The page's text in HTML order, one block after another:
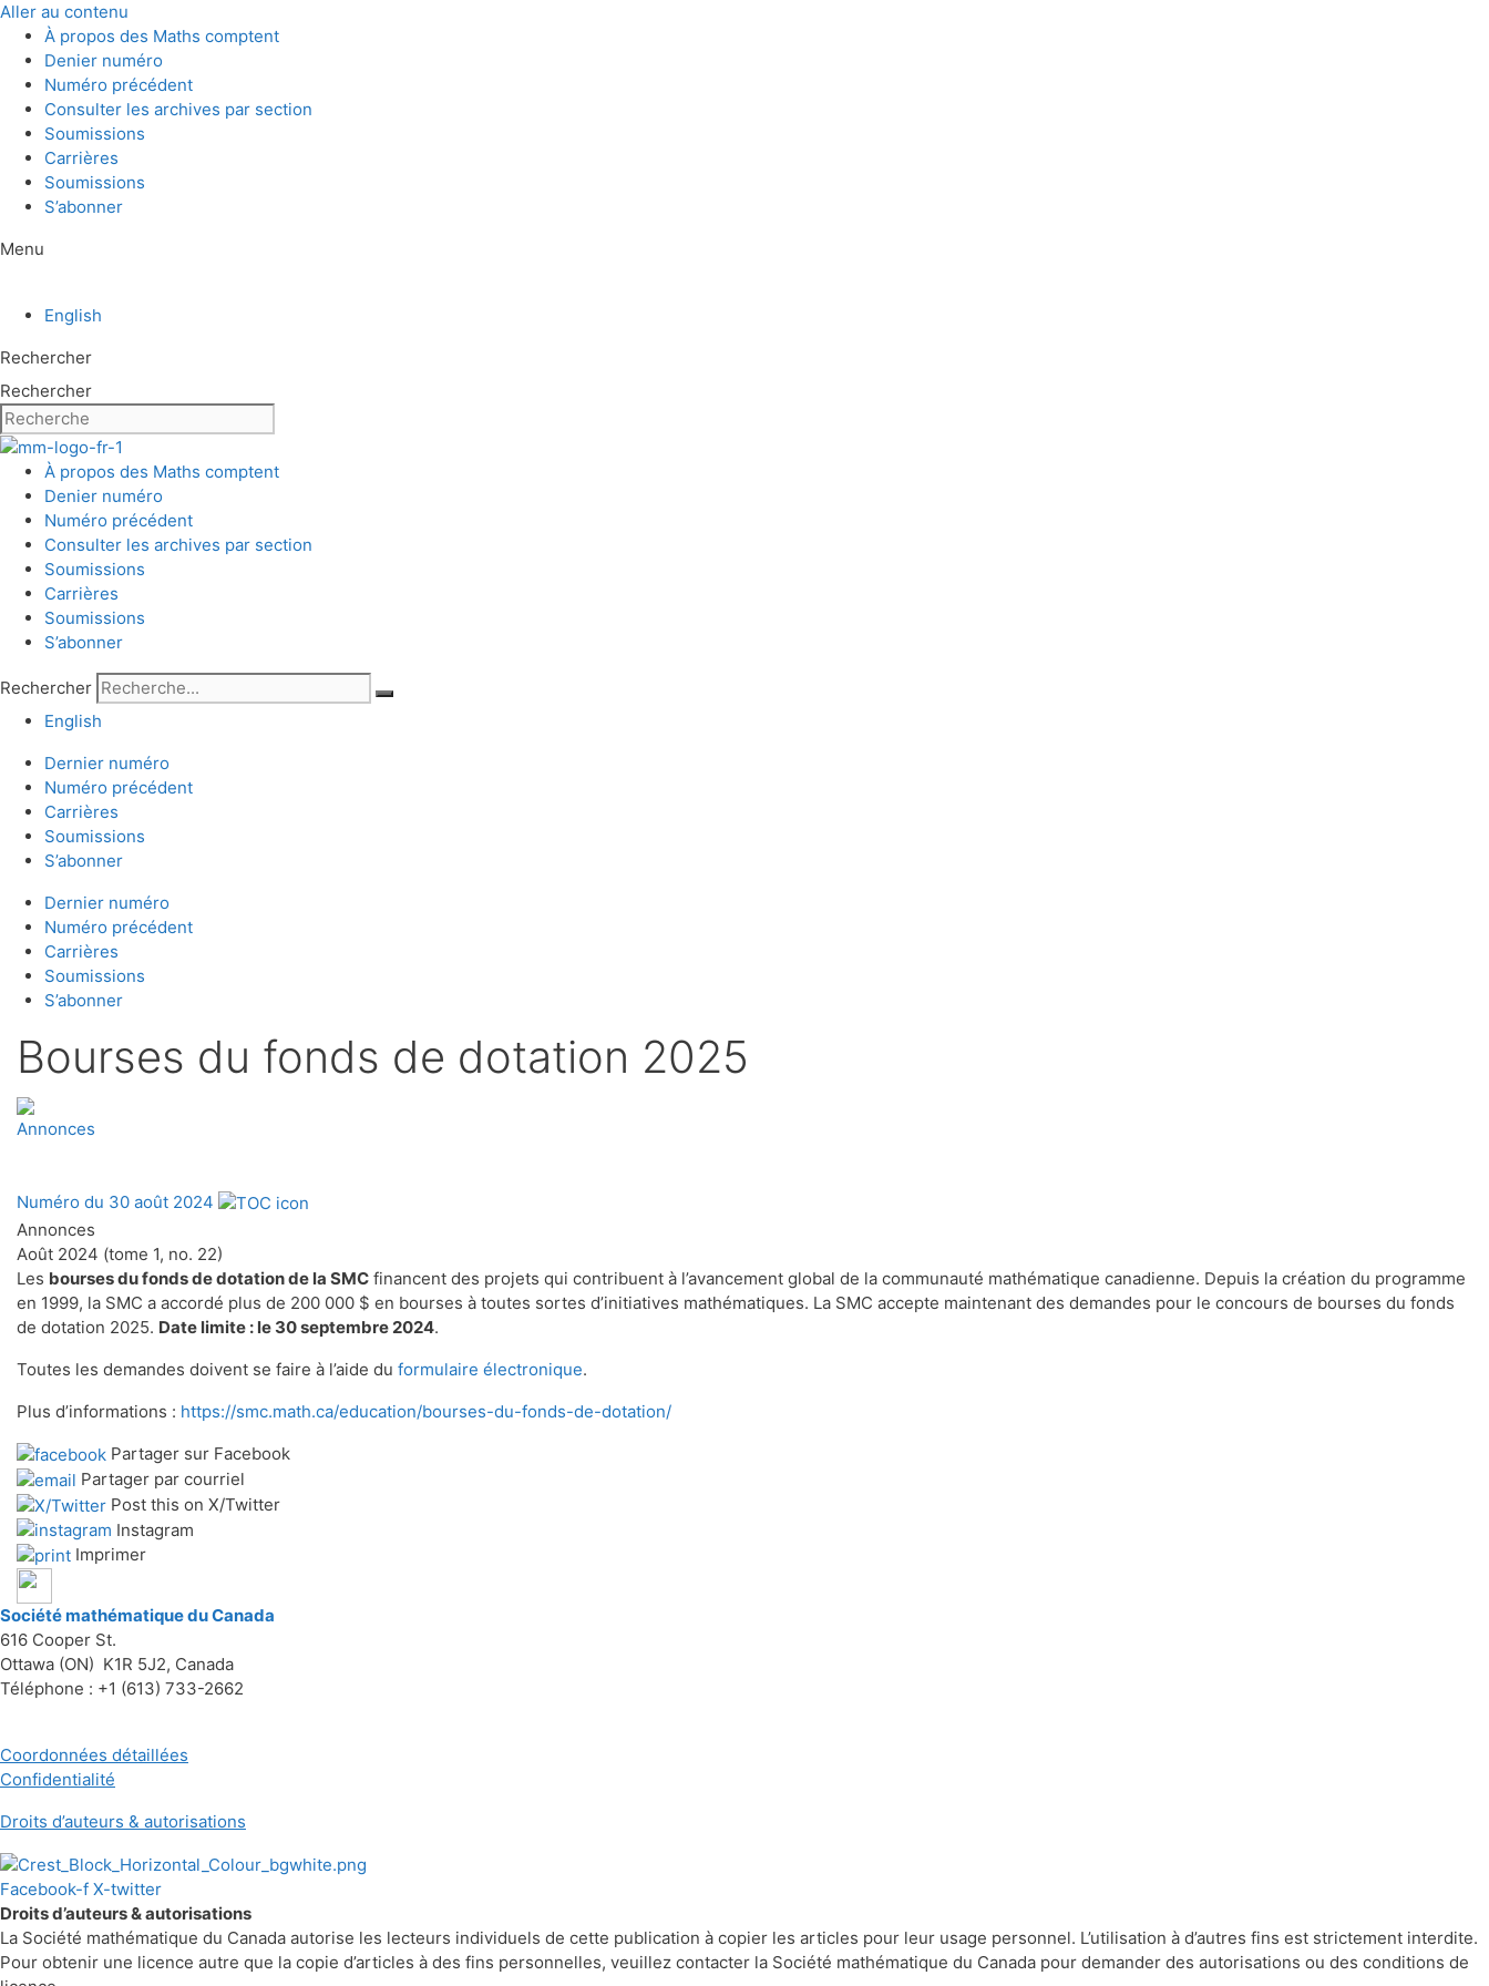
Aller au contenu
À propos des Maths comptent
Denier numéro
Numéro précédent
Consulter les archives par section
Soumissions
Carrières
Soumissions
S’abonner
Menu
English
Rechercher
Rechercher
À propos des Maths comptent
Denier numéro
Numéro précédent
Consulter les archives par section
Soumissions
Carrières
Soumissions
S’abonner
Rechercher
English
Dernier numéro
Numéro précédent
Carrières
Soumissions
S’abonner
Dernier numéro
Numéro précédent
Carrières
Soumissions
S’abonner
Bourses du fonds de dotation 2025
Annonces
Numéro du 30 août 2024
Annonces
Août 2024 (tome 1, no. 22)
Les bourses du fonds de dotation de la SMC financent des projets qui contribuent à l’avancement global de la communauté mathématique canadienne. Depuis la création du programme
en 1999, la SMC a accordé plus de 200 000 $ en bourses à toutes sortes d’initiatives mathématiques. La SMC accepte maintenant des demandes pour le concours de bourses du fonds
de dotation 2025. Date limite : le 30 septembre 2024.
Toutes les demandes doivent se faire à l’aide du formulaire électronique.
Plus d’informations : https://smc.math.ca/education/bourses-du-fonds-de-dotation/
Partager sur Facebook
Partager par courriel
Post this on X/Twitter
Instagram
Imprimer
Société mathématique du Canada
616 Cooper St.
Ottawa (ON) K1R 5J2, Canada
Téléphone : +1 (613) 733-2662
Coordonnées détaillées
Confidentialité
Droits d’auteurs & autorisations
Facebook-f X-twitter
Droits d’auteurs & autorisations
La Société mathématique du Canada autorise les lecteurs individuels de cette publication à copier les articles pour leur usage personnel. L’utilisation à d’autres fins est strictement interdite.
Pour obtenir une licence autre que la copie d’articles à des fins personnelles, veuillez contacter la Société mathématique du Canada pour demander des autorisations ou des conditions de